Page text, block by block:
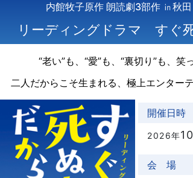
内館牧子原作 朗読劇3部作 ㏌秋
リーディングドラマ すぐ
“老い”も、“愛”も、“裏切り”も、笑
二人だからこそ生まれる、極上エンター
開催日時
2026年10
会 場